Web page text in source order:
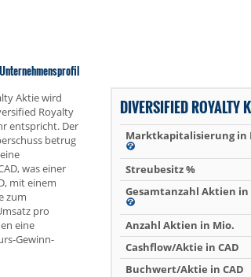
Aktie wird
Royalty
entspricht. Der
betrug
was einer
mit einem
zum
pro
eine
Gewinn-
DIVERSIFIED ROYALTY
Marktkapitalisierung in
Streubesitz %
Gesamtanzahl Aktien in
Anzahl Aktien in Mio.
Cashflow/Aktie in CAD
Buchwert/Aktie in CAD